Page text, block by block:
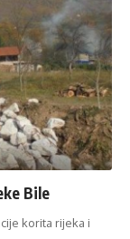
Bile
korita rijeka i